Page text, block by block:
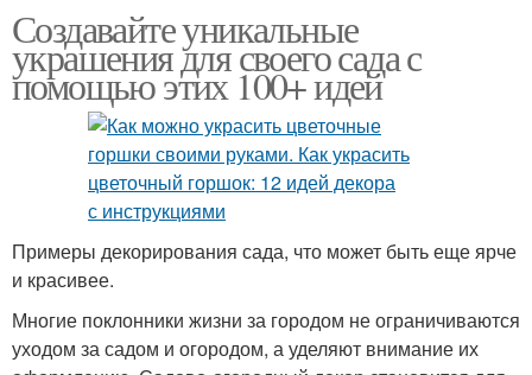
Создавайте уникальные
украшения для своего сада с
помощью этих 100+ идей
Примеры декорирования сада, что может быть еще ярче
и красивее.
Многие поклонники жизни за городом не ограничиваются
уходом за садом и огородом, а уделяют внимание их